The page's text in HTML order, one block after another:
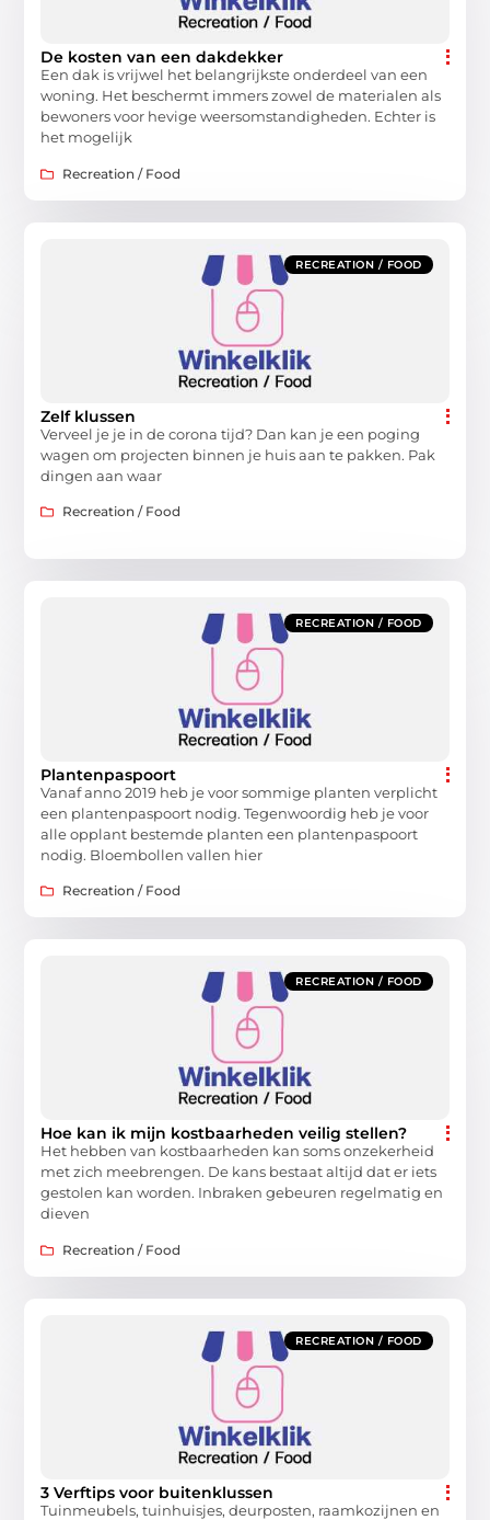
De kosten van een dakdekker
Een dak is vrijwel het belangrijkste onderdeel van een
woning. Het beschermt immers zowel de materialen als
bewoners voor hevige weersomstandigheden. Echter is
het mogelijk
Recreation / Food
RECREATION / FOOD
Zelf klussen
Verveel je je in de corona tijd? Dan kan je een poging
wagen om projecten binnen je huis aan te pakken. Pak
dingen aan waar
Recreation / Food
RECREATION / FOOD
Plantenpaspoort
Vanaf anno 2019 heb je voor sommige planten verplicht
een plantenpaspoort nodig. Tegenwoordig heb je voor
alle opplant bestemde planten een plantenpaspoort
nodig. Bloembollen vallen hier
Recreation / Food
RECREATION / FOOD
Hoe kan ik mijn kostbaarheden veilig stellen?
Het hebben van kostbaarheden kan soms onzekerheid
met zich meebrengen. De kans bestaat altijd dat er iets
gestolen kan worden. Inbraken gebeuren regelmatig en
dieven
Recreation / Food
RECREATION / FOOD
3 Verftips voor buitenklussen
Tuinmeubels, tuinhuisjes, deurposten, raamkozijnen en